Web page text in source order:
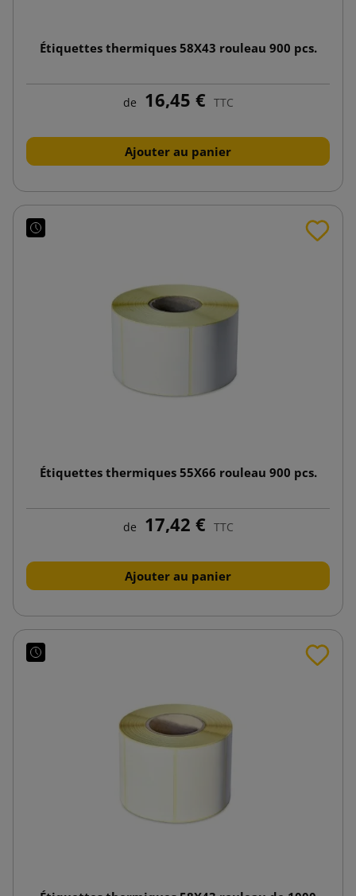
Étiquettes thermiques 58X43 rouleau 900 pcs.
de 16,45 € TTC
Ajouter au panier
Étiquettes thermiques 55X66 rouleau 900 pcs.
de 17,42 € TTC
Ajouter au panier